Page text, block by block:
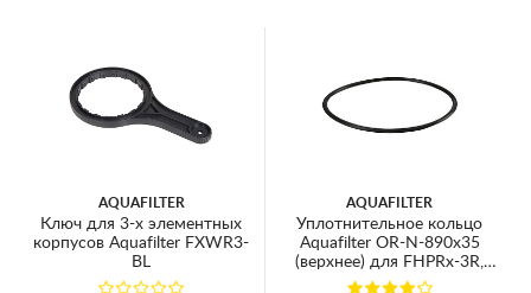
AQUAFILTER
Ключ для 3-х элементных
корпусов Aquafilter FXWR3-
BL
AQUAFILTER
Уплотнительное кольцо
Aquafilter OR-N-890х35
(верхнее) для FHPRx-3R,
FHPRx-3VR